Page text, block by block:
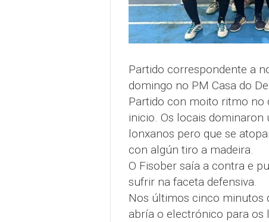
Partido correspondente a
domingo no PM Casa do
Partido con moito ritmo no
inicio. Os locais
lonxanos pero que se
con algún tiro a madeira.
O Fisober saía a contra e
sufrir na faceta defensiva.
Nos últimos cinco minutos
abría o electrónico para os